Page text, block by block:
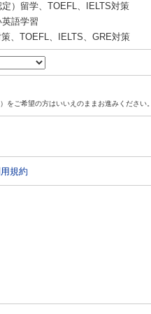
）留学、TOEFL、IELTS対策
語学習
、TOEFL、IELTS、GRE対策
をご希望の方はいいえのままお進みください。
規約